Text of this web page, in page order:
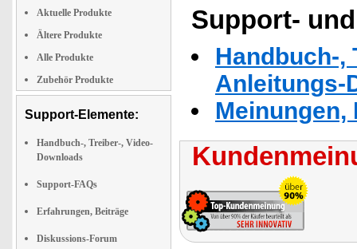
Aktuelle Produkte
Ältere Produkte
Alle Produkte
Zubehör Produkte
Support-Elemente:
Handbuch-, Treiber-, Video-
Downloads
Support-FAQs
Erfahrungen, Beiträge
Diskussions-Forum
Support-
Handbuch-,
Anleitungs-